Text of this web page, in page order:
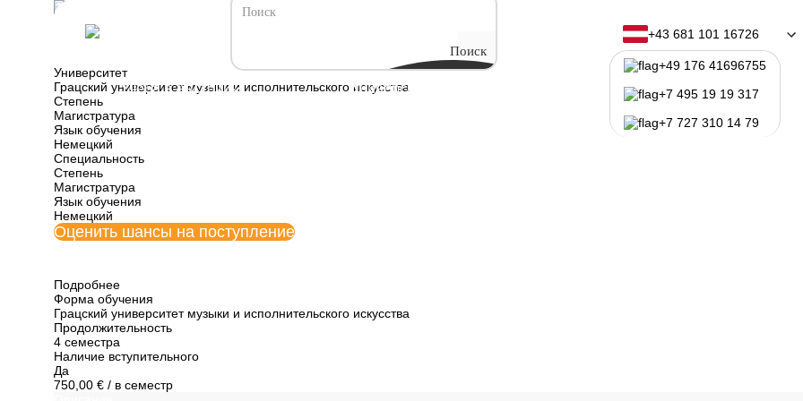
Поиск
+43 681 101 16726
+49 176 41696755
+7 495 19 19 317
+7 727 310 14 79
Учеба в Австрии Университеты Австрии Программы обучения
Все программы обучения Австрии
Звукорежиссура (электротехника)
Университет
Грацский университет музыки и исполнительского искусства
Степень
Магистратура
Язык обучения
Немецкий
Специальность
Степень
Магистратура
Язык обучения
Немецкий
Оценить шансы на поступление
Подробнее
Форма обучения
Грацский университет музыки и исполнительского искусства
Продолжительность
4 семестра
Наличие вступительного
Да
750,00 €/ в семестр